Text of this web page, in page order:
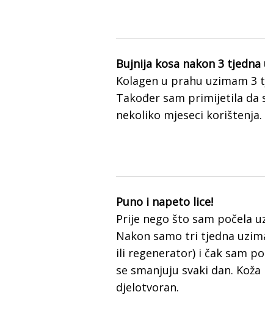
Bujnija kosa nakon 3 tjedna
Kolagen u prahu uzimam 3
Također sam primijetila da
nekoliko mjeseci korištenja.
Puno i napeto lice!
Prije nego što sam počela
Nakon samo tri tjedna
ili regenerator) i čak sam
se smanjuju svaki dan.
djelotvoran.